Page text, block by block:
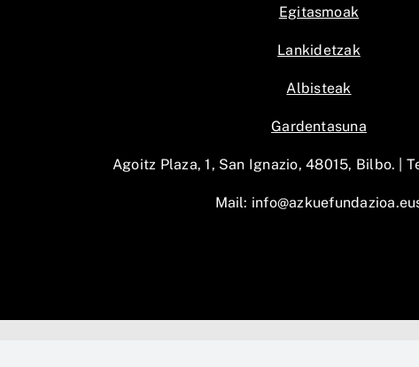
Egitasmoak
Lankidetzak
Albisteak
Gardentasuna
Agoitz Plaza, 1, San Ignazio, 48015, Bilbo. |
Mail: